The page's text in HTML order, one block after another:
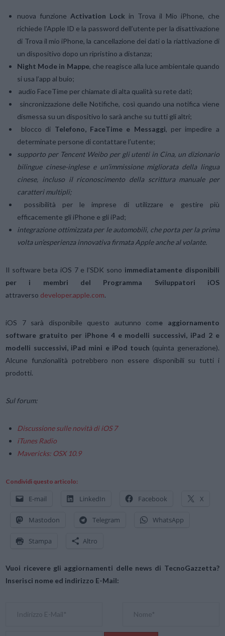
nuova funzione Activation Lock in Trova il Mio iPhone, che
richiede l’Apple ID e la password dell’utente per la disattivazione
di Trova il mio iPhone, la cancellazione dei dati o la riattivazione di
un dispositivo dopo un ripristino a distanza;
Night Mode in Mappe, che reagisce alla luce ambientale quando
si usa l’app al buio;
audio FaceTime per chiamate di alta qualità su rete dati;
sincronizzazione delle Notifiche, così quando una notifica viene
dismessa su un dispositivo lo sarà anche su tutti gli altri;
blocco di Telefono, FaceTime e Messaggi, per impedire a
determinate persone di contattare l’utente;
supporto per Tencent Weibo per gli utenti in Cina, un dizionario
bilingue cinese-inglese e un’immissione migliorata della lingua
cinese, incluso il riconoscimento della scrittura manuale per
caratteri multipli;
possibilità per le imprese di utilizzare e gestire più
efficacemente gli iPhone e gli iPad;
integrazione ottimizzata per le automobili, che porta per la prima
volta un’esperienza innovativa firmata Apple anche al volante.
Il software beta iOS 7 e l’SDK sono immediatamente disponibili
per i membri del Programma Sviluppatori iOS
attraverso developer.apple.com.
iOS 7 sarà disponibile questo autunno come aggiornamento
software gratuito per iPhone 4 e modelli successivi, iPad 2 e
modelli successivi, iPad mini e iPod touch (quinta generazione).
Alcune funzionalità potrebbero non essere disponibili su tutti i
prodotti.
Sul forum:
Discussione sulle novità di iOS 7
iTunes Radio
Mavericks: OSX 10.9
Condividi questo articolo:
E-mail LinkedIn Facebook X
Mastodon Telegram WhatsApp
Stampa Altro
Vuoi ricevere gli aggiornamenti delle news di TecnoGazzetta?
Inserisci nome ed indirizzo E-Mail: